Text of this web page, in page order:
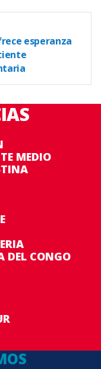
esperanza
MEDIO
DEL CONGO